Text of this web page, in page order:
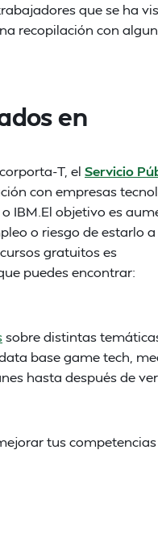
que se ha
recopilación con
en
T, el Servicio
con empresas
IBM.El objetivo es
o riesgo de estarlo
gratuitos es
puedes encontrar:
sobre distintas
base game tech,
hasta después de
tus competencias